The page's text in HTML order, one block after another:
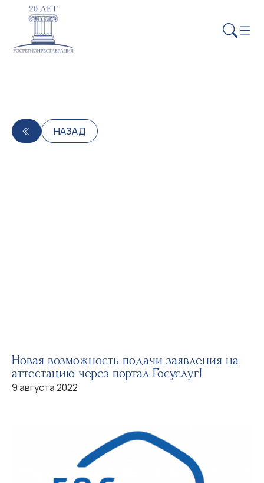
НАЗАД
Новая возможность подачи заявления на
аттестацию через портал Госуслуг!
9 августа 2022